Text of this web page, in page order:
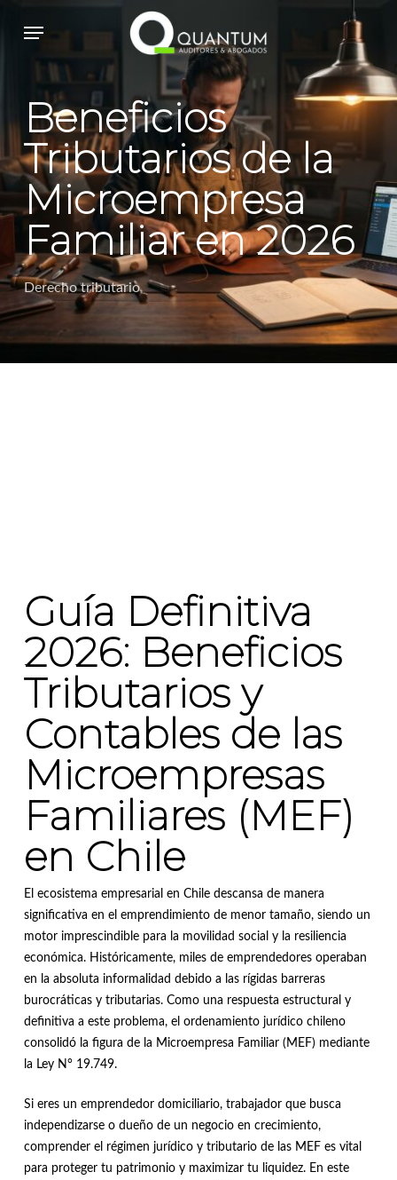
content
Menu
Beneficios
Tributarios de la
Microempresa
Familiar en 2026
Derecho tributario
Guía Definitiva
2026: Beneficios
Tributarios y
Contables de las
Microempresas
Familiares (MEF)
en Chile
El ecosistema empresarial en Chile descansa de manera
significativa en el emprendimiento de menor tamaño, siendo un
motor imprescindible para la movilidad social y la resiliencia
económica. Históricamente, miles de emprendedores operaban
en la absoluta informalidad debido a las rígidas barreras
burocráticas y tributarias. Como una respuesta estructural y
definitiva a este problema, el ordenamiento jurídico chileno
consolidó la figura de la Microempresa Familiar (MEF) mediante
la Ley N° 19.749.
Si eres un emprendedor domiciliario, trabajador que busca
independizarse o dueño de un negocio en crecimiento,
comprender el régimen jurídico y tributario de las MEF es vital
para proteger tu patrimonio y maximizar tu liquidez. En este